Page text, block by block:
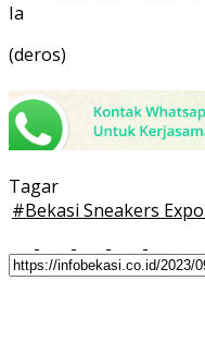
Ia
(deros)
Tagar
#Bekasi Sneakers